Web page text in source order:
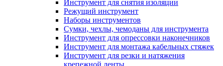
Инструмент для снятия изоляции
Режущий инструмент
Наборы инструментов
Сумки, чехлы, чемоданы для инструмента
Инструмент для опрессовки наконечников
Инструмент для монтажа кабельных стяжек
Инструмент для резки и натяжения
крепежной ленты